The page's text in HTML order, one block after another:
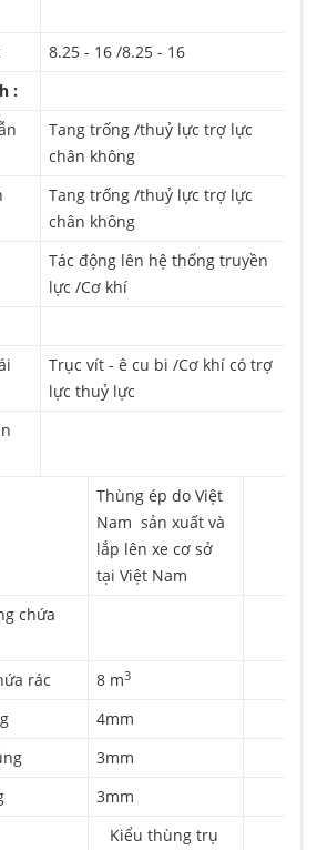
8.25 - 16 /8.25 - 16
:
Tang trống /thuỷ lực trợ lực
chân không
Tang trống /thuỷ lực trợ lực
chân không
Tác động lên hệ thống truyền
lực /Cơ khí
Trục vít - ê cu bi /Cơ khí có trợ
lực thuỷ lực
Thùng ép do Việt
Nam sản xuất và
lắp lên xe cơ sở
tại Việt Nam
chứa
rác
8 m3
4mm
3mm
3mm
Kiểu thùng trụ